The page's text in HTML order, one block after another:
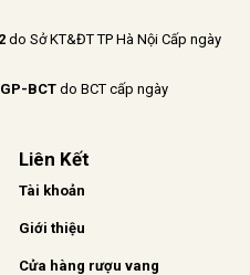
do Sở KT&ĐT TP Hà Nội Cấp ngày
BCT do BCT cấp ngày
Liên Kết
Tài khoản
Giới thiệu
Cửa hàng rượu vang